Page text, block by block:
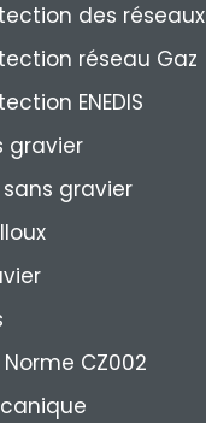
des réseaux
réseau Gaz
ENEDIS
gravier
gravier
Norme CZ002